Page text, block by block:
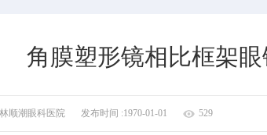
角膜塑形镜相比框架
顺潮眼科医院 发布时间 :1970-01-01 529